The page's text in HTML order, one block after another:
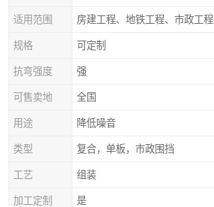
适用范围 房建工程、地铁工程、市政工程
规格 可定制
抗弯强度 强
可售卖地 全国
用途 降低噪音
类型 复合，单板，市政围挡
工艺 组装
加工定制 是